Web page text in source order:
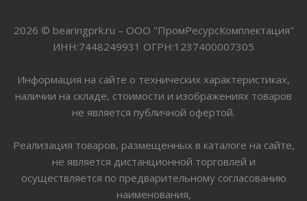
2026 © bearingprk.ru – ООО "ПромРесурсКомплектация"
ИНН:7448249931 ОГРН:1237400007305
Информация на сайте о технических характеристиках,
наличии на складе, стоимости и изображениях товаров
не является публичной офертой.
Реализация товаров, размещенных в каталоге на сайте,
не является дистанционной торговлей и
осуществляется по предварительному согласованию
наименования,